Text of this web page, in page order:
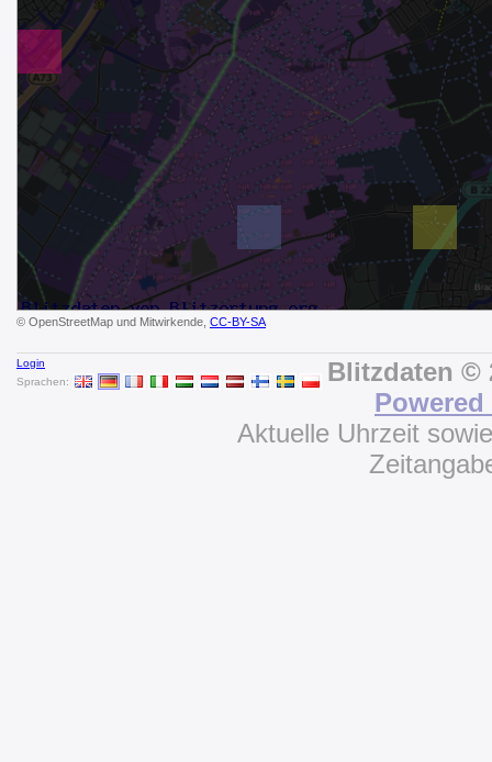
© OpenStreetMap und Mitwirkende, CC-BY-SA
Login
Sprachen:
Blitzdaten ©
Aktuelle Uhrzeit